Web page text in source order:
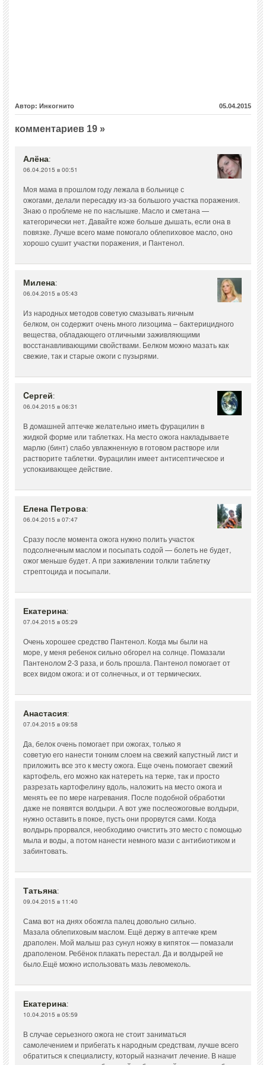
Автор: Инкогнито 05.04.2015
комментариев 19 »
Алёна:
06.04.2015 в 00:51
Моя мама в прошлом году лежала в больнице с
ожогами, делали пересадку из-за большого участка поражения.
Знаю о проблеме не по наслышке. Масло и сметана —
категорически нет. Давайте коже больше дышать, если она в
повязке. Лучше всего маме помогало облепиховое масло, оно
хорошо сушит участки поражения, и Пантенол.
Милена:
06.04.2015 в 05:43
Из народных методов советую смазывать яичным
белком, он содержит очень много лизоцима – бактерицидного
вещества, обладающего отличными заживляющими
восстанавливающими свойствами. Белком можно мазать как
свежие, так и старые ожоги с пузырями.
Cергей:
06.04.2015 в 06:31
В домашней аптечке желательно иметь фурацилин в
жидкой форме или таблетках. На место ожога накладываете
марлю (бинт) слабо увлажненную в готовом растворе или
растворите таблетки. Фурацилин имеет антисептическое и
успокаивающее действие.
Елена Петрова:
06.04.2015 в 07:47
Сразу после момента ожога нужно полить участок
подсолнечным маслом и посыпать содой — болеть не будет,
ожог меньше будет. А при заживлении толкли таблетку
стрептоцида и посыпали.
Екатерина:
07.04.2015 в 05:29
Очень хорошее средство Пантенол. Когда мы были на
море, у меня ребенок сильно обгорел на солнце. Помазали
Пантенолом 2-3 раза, и боль прошла. Пантенол помогает от
всех видом ожога: и от солнечных, и от термических.
Анастасия:
07.04.2015 в 09:58
Да, белок очень помогает при ожогах, только я
советую его нанести тонким слоем на свежий капустный лист и
приложить все это к месту ожога. Еще очень помогает свежий
картофель, его можно как натереть на терке, так и просто
разрезать картофелину вдоль, наложить на место ожога и
менять ее по мере нагревания. После подобной обработки
даже не появятся волдыри. А вот уже послеожоговые волдыри,
нужно оставить в покое, пусть они прорвутся сами. Когда
волдырь прорвался, необходимо очистить это место с помощью
мыла и воды, а потом нанести немного мази с антибиотиком и
забинтовать.
Татьяна:
09.04.2015 в 11:40
Сама вот на днях обожгла палец довольно сильно.
Мазала облепиховым маслом. Ещё держу в аптечке крем
драполен. Мой малыш раз сунул ножку в кипяток — помазали
драполеном. Ребёнок плакать перестал. Да и волдырей не
было.Ещё можно использовать мазь левомеколь.
Екатерина:
10.04.2015 в 05:59
В случае серьезного ожога не стоит заниматься
самолечением и прибегать к народным средствам, лучше всего
обратиться к специалисту, который назначит лечение. В наше